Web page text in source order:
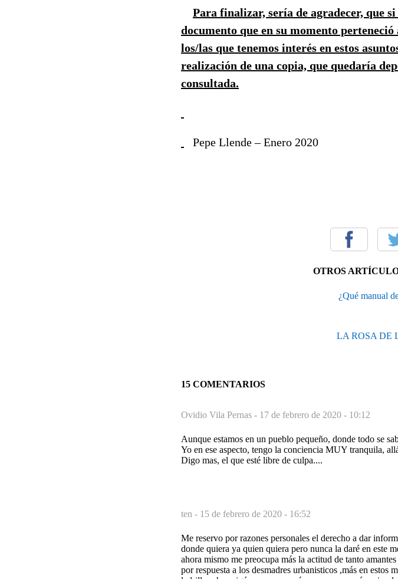
Para finalizar, sería de agradecer, que
documento que en su momento
los/las que tenemos interés en estos
realización de una copia, que quedaría
consultada.
Pepe Llende – Enero 2020
OTROS
¿Qué manual
LA ROSA DE
15 COMENTARIOS
Ovidio Vila Pernas - 17 de febrero de 2020 - 10:12
Aunque estamos en un pueblo pequeño, donde todo se
Yo en ese aspecto, tengo la conciencia MUY tranquila,
Digo mas, el que esté libre de culpa....
ten - 15 de febrero de 2020 - 16:52
Me reservo por razones personales el derecho a dar
donde quiera ya quien quiera pero nunca la daré en este
ahora mismo me preocupa más la actitud de tanto
por respuesta a los desmadres urbanisticos ,más en estos